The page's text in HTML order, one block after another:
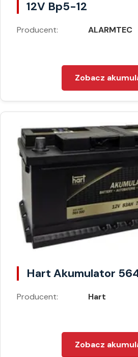
12V Bp5-12
Producent: ALARMTEC
Zobacz
Hart Akumulator
Producent: Hart
Zobacz